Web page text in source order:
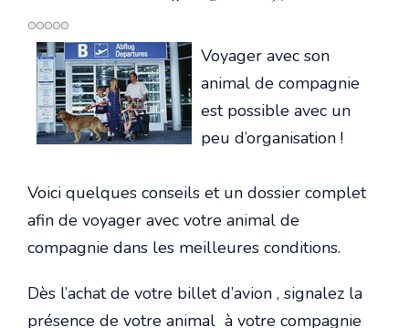
Voyager avec son
animal de compagnie
est possible avec un
peu d’organisation !
Voici quelques conseils et un dossier complet
afin de voyager avec votre animal de
compagnie dans les meilleures conditions.
Dès l’achat de votre billet d’avion , signalez la
présence de votre animal à votre compagnie